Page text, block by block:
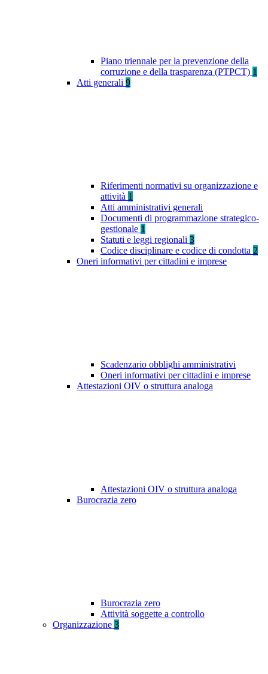
Piano triennale per la prevenzione della
corruzione e della trasparenza (PTPCT) 1
Atti generali 9
Riferimenti normativi su organizzazione e
attività 1
Atti amministrativi generali
Documenti di programmazione strategico-
gestionale 1
Statuti e leggi regionali 3
Codice disciplinare e codice di condotta 2
Oneri informativi per cittadini e imprese
Scadenzario obblighi amministrativi
Oneri informativi per cittadini e imprese
Attestazioni OIV o struttura analoga
Attestazioni OIV o struttura analoga
Burocrazia zero
Burocrazia zero
Attività soggette a controllo
Organizzazione 3